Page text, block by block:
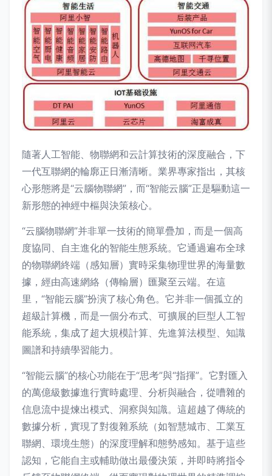
隨著人工智能、物聯網和云計算技術的深度融合，下
一代互聯網的輪廓正日漸清晰。業界專家指出，其核
心形態將是“云腦物聯網”，而“智能云腦”正是驅動這一
新形態的神經中樞與決策核心。
“云腦物聯網”并非單一技術的簡單疊加，而是一個高
度協同、自主進化的智能生態系統。它通過遍布全球
的物聯網終端（感知層）實時采集物理世界的海量數
據，經由高速網絡（傳輸層）匯聚至云端。在這
里，“智能云腦”扮演了核心角色。它并非一個孤立的
超級計算機，而是一個分布式、可擴展的巨型人工智
能系統，集成了超大規模計算、先進算法模型、知識
圖譜和持續學習能力。
“智能云腦”的核心功能在于“思考”與“指揮”。它對匯入
的萬億級數據進行實時處理、分析與融合，從嘈雜的
信息流中提煉出模式、洞察與知識。這超越了傳統的
數據分析，實現了對復雜系統（如智慧城市、工業互
聯網、環境生態）的深度理解和態勢感知。基于這些
認知，它能自主或輔助做出最優決策，并即時將指令